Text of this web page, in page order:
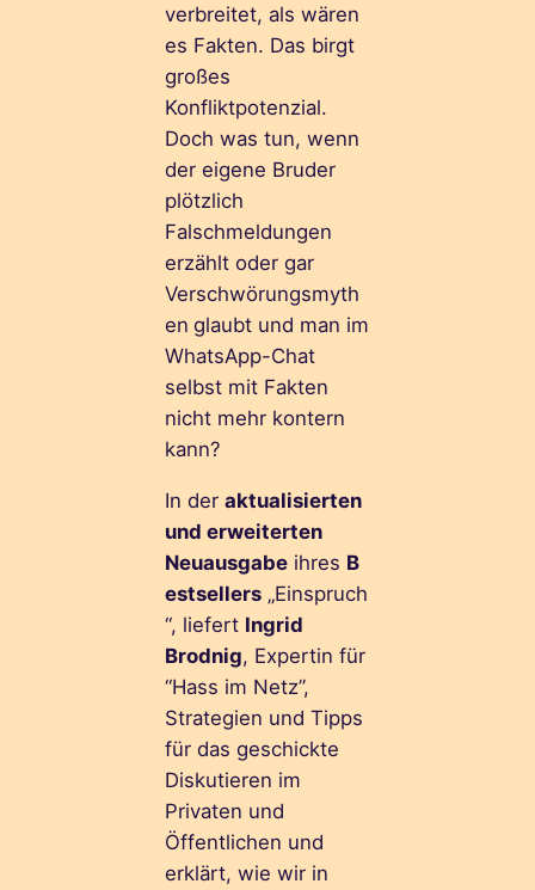
verbreitet, als wären
es Fakten. Das birgt
großes
Konfliktpotenzial.
Doch was tun, wenn
der eigene Bruder
plötzlich
Falschmeldungen
erzählt oder gar
Verschwörungsmyth
en glaubt und man im
WhatsApp-Chat
selbst mit Fakten
nicht mehr kontern
kann?
In der aktualisierten
und erweiterten
Neuausgabeihres B
estsellers„Einspruch
“, liefert Ingrid
Brodnig, Expertin für
“Hass im Netz”,
Strategien und Tipps
für das geschickte
Diskutieren im
Privaten und
Öffentlichen und
erklärt, wie wir in